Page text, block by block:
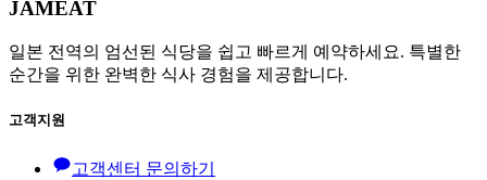
JAMEAT
일본 전역의 엄선된 식당을 쉽고 빠르게 예약하세요. 특별한
순간을 위한 완벽한 식사 경험을 제공합니다.
고객지원
고객센터 문의하기